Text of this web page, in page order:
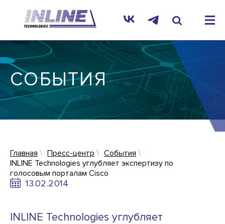
СОБЫТИЯ
Главная Пресс-центр
События
INLINE Technologies углубляет экспертизу по
голосовым порталам Cisco
13.02.2014
INLINE Technologies углубляет